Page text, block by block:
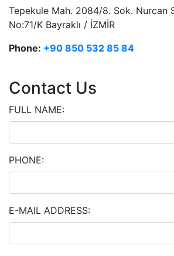
Tepekule Mah. 2084/8. Sok. Nurcan
No:71/K Bayraklı / İZMİR
Phone: +90 850 532 85 84
Contact Us
FULL NAME:
PHONE:
E-MAIL ADDRESS: